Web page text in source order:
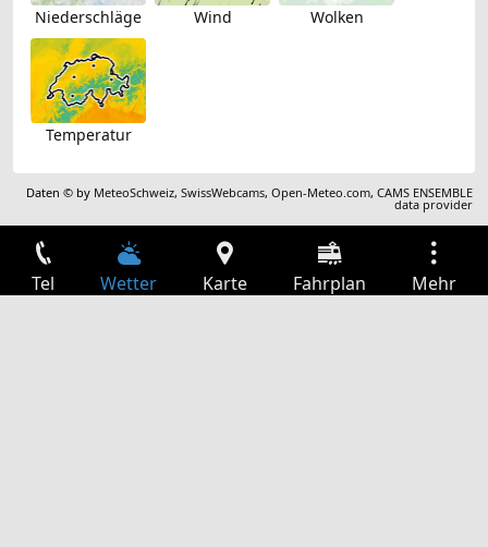
Niederschläge Wind Wolken
Temperatur
Daten © by MeteoSchweiz,SwissWebcams,Open-Meteo.com,CAMS ENSEMBLE
data provider
Tel Wetter Karte Fahrplan Mehr